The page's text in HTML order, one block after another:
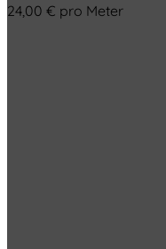
24,00 € pro Meter